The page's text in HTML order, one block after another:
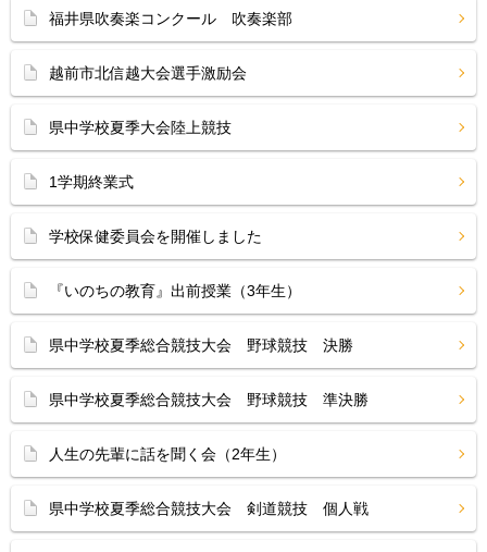
福井県吹奏楽コンクール 吹奏楽部
越前市北信越大会選手激励会
県中学校夏季大会陸上競技
1学期終業式
学校保健委員会を開催しました
『いのちの教育』出前授業（3年生）
県中学校夏季総合競技大会 野球競技 決勝
県中学校夏季総合競技大会 野球競技 準決勝
人生の先輩に話を聞く会（2年生）
県中学校夏季総合競技大会 剣道競技 個人戦